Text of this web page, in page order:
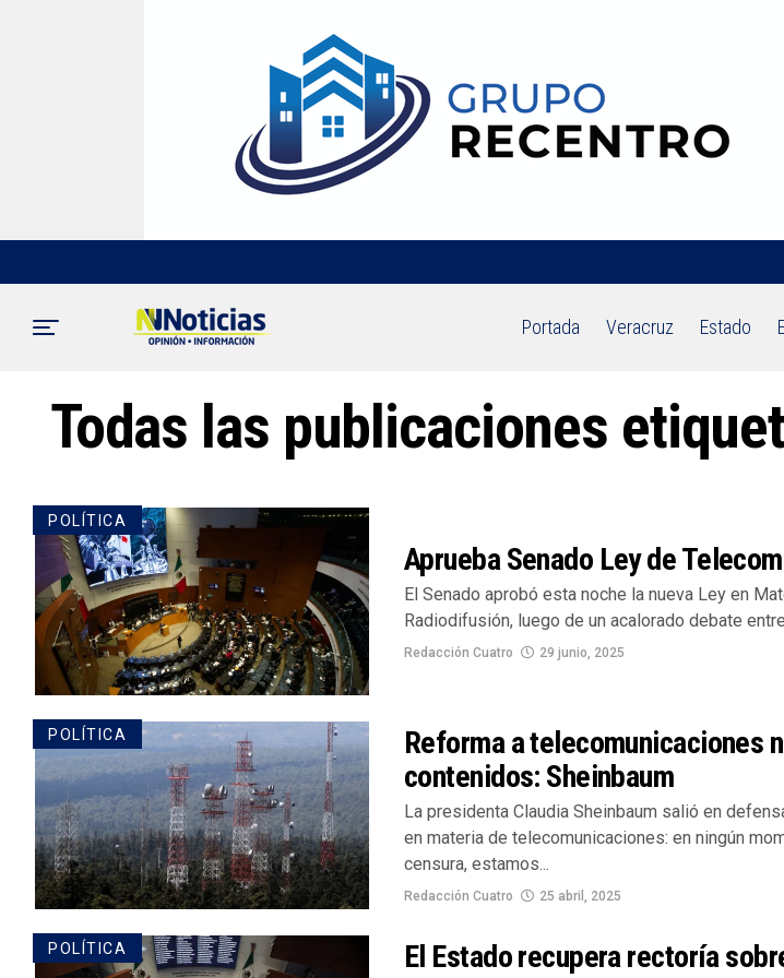
Portada Veracruz Estado
Todas las publicaciones
POLÍTICA
Aprueba Senado Ley de
El Senado aprobó esta noche la nueva Ley en
Radiodifusión, luego de un acalorado debate
Redacción Cuatro 29 junio, 2025
POLÍTICA
Reforma a telecomunicaciones
contenidos: Sheinbaum
La presidenta Claudia Sheinbaum salió en
en materia de telecomunicaciones: en ningún
censura, estamos...
Redacción Cuatro 25 abril, 2025
POLÍTICA
El Estado recupera rectoría